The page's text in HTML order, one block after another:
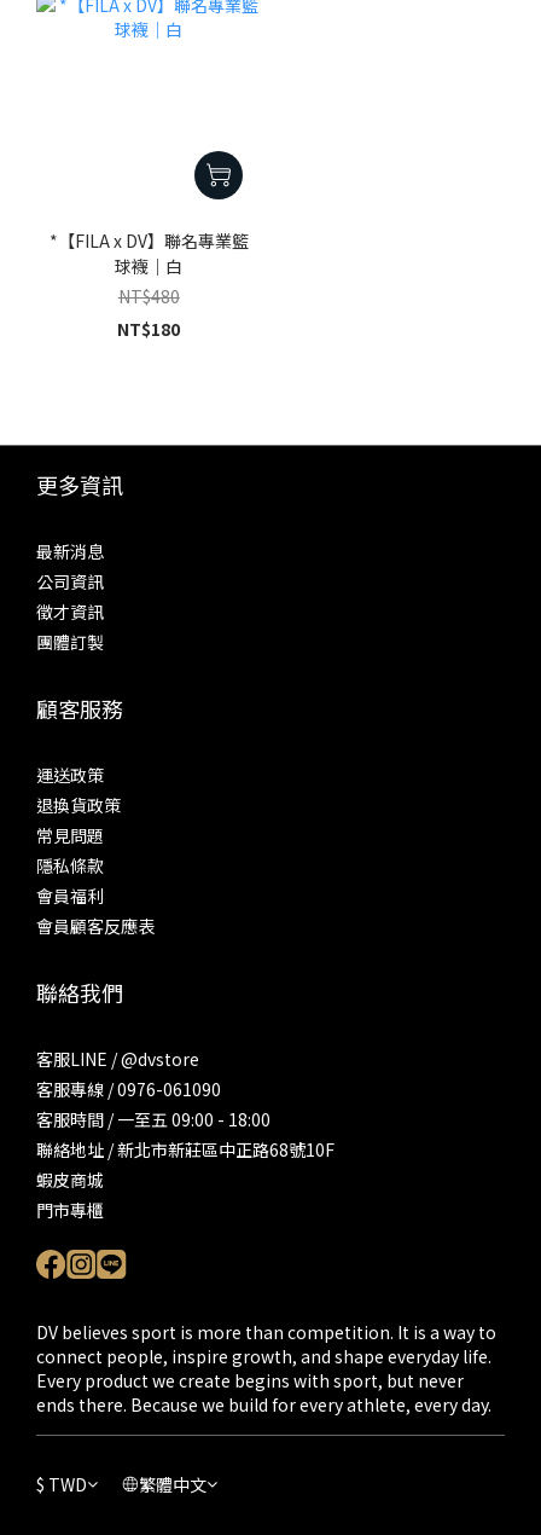
*【FILA x DV】聯名專業籃
球襪｜白
NT$480
NT$180
更多資訊
最新消息
公司資訊
徵才資訊
團體訂製
顧客服務
運送政策
退換貨政策
常見問題
隱私條款
會員福利
會員顧客反應表
聯絡我們
客服LINE / @dvstore
客服專線 / 0976-061090
客服時間 / 一至五 09:00 - 18:00
聯絡地址 / 新北市新莊區中正路68號10F
蝦皮商城
門市專櫃
DV believes sport is more than competition. It is a way to
connect people, inspire growth, and shape everyday life.
Every product we create begins with sport, but never
ends there. Because we build for every athlete, every day.
$ TWD 繁體中文